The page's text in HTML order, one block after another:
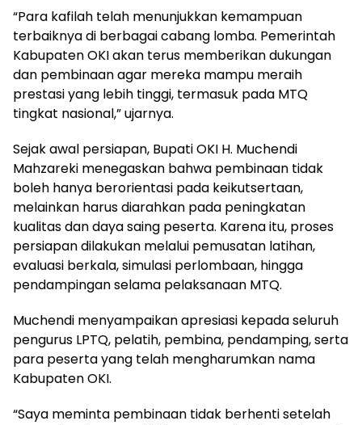
“Para kafilah telah menunjukkan kemampuan
terbaiknya di berbagai cabang lomba. Pemerintah
Kabupaten OKI akan terus memberikan dukungan
dan pembinaan agar mereka mampu meraih
prestasi yang lebih tinggi, termasuk pada MTQ
tingkat nasional,” ujarnya.
Sejak awal persiapan, Bupati OKI H. Muchendi
Mahzareki menegaskan bahwa pembinaan tidak
boleh hanya berorientasi pada keikutsertaan,
melainkan harus diarahkan pada peningkatan
kualitas dan daya saing peserta. Karena itu, proses
persiapan dilakukan melalui pemusatan latihan,
evaluasi berkala, simulasi perlombaan, hingga
pendampingan selama pelaksanaan MTQ.
Muchendi menyampaikan apresiasi kepada seluruh
pengurus LPTQ, pelatih, pembina, pendamping, serta
para peserta yang telah mengharumkan nama
Kabupaten OKI.
“Saya meminta pembinaan tidak berhenti setelah